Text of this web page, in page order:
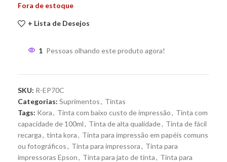
Fora de estoque
+ Lista de Desejos
1 Pessoas olhando este produto agora!
SKU: R-EP70C
Categorias: Suprimentos, Tintas
Tags: Kora, Tinta com baixo custo de impressão, Tinta com
capacidade de 100ml, Tinta de alta qualidade, Tinta de fácil
recarga, tinta kora, Tinta para impressão em papéis comuns
ou fotográficos, Tinta para impressora, Tinta para
impressoras Epson, Tinta para jato de tinta, Tinta para